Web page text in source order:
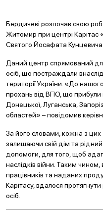
Бердичеві розпочав свою
Житомир при центрі
Святого Йосафата
Даний центр спрямований
осіб, що постраждали
території України. «До
прохань від ВПО, що прибули
Донецької, Луганська,
областей» – повідомив
За його словами, кожна з
залишаючи свій дім та
допомоги, для того, щоб
наслідків війни. Таким
працівників та наданих
Карітасу, вдалося
осіб.